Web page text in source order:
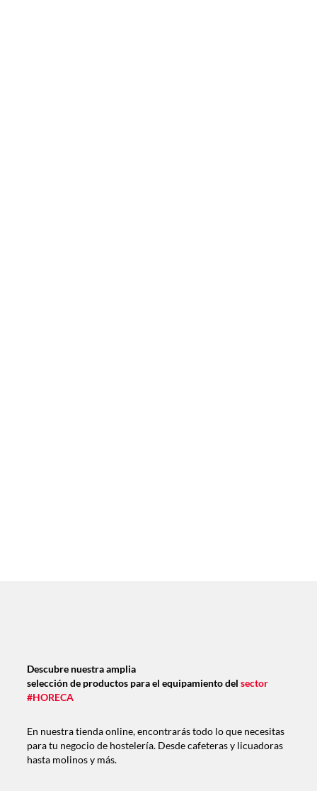
Descubre nuestra amplia
selección de productos para el equipamiento del sector
#HORECA
En nuestra tienda online, encontrarás todo lo que necesitas
para tu negocio de hostelería. Desde cafeteras y licuadoras
hasta molinos y más.